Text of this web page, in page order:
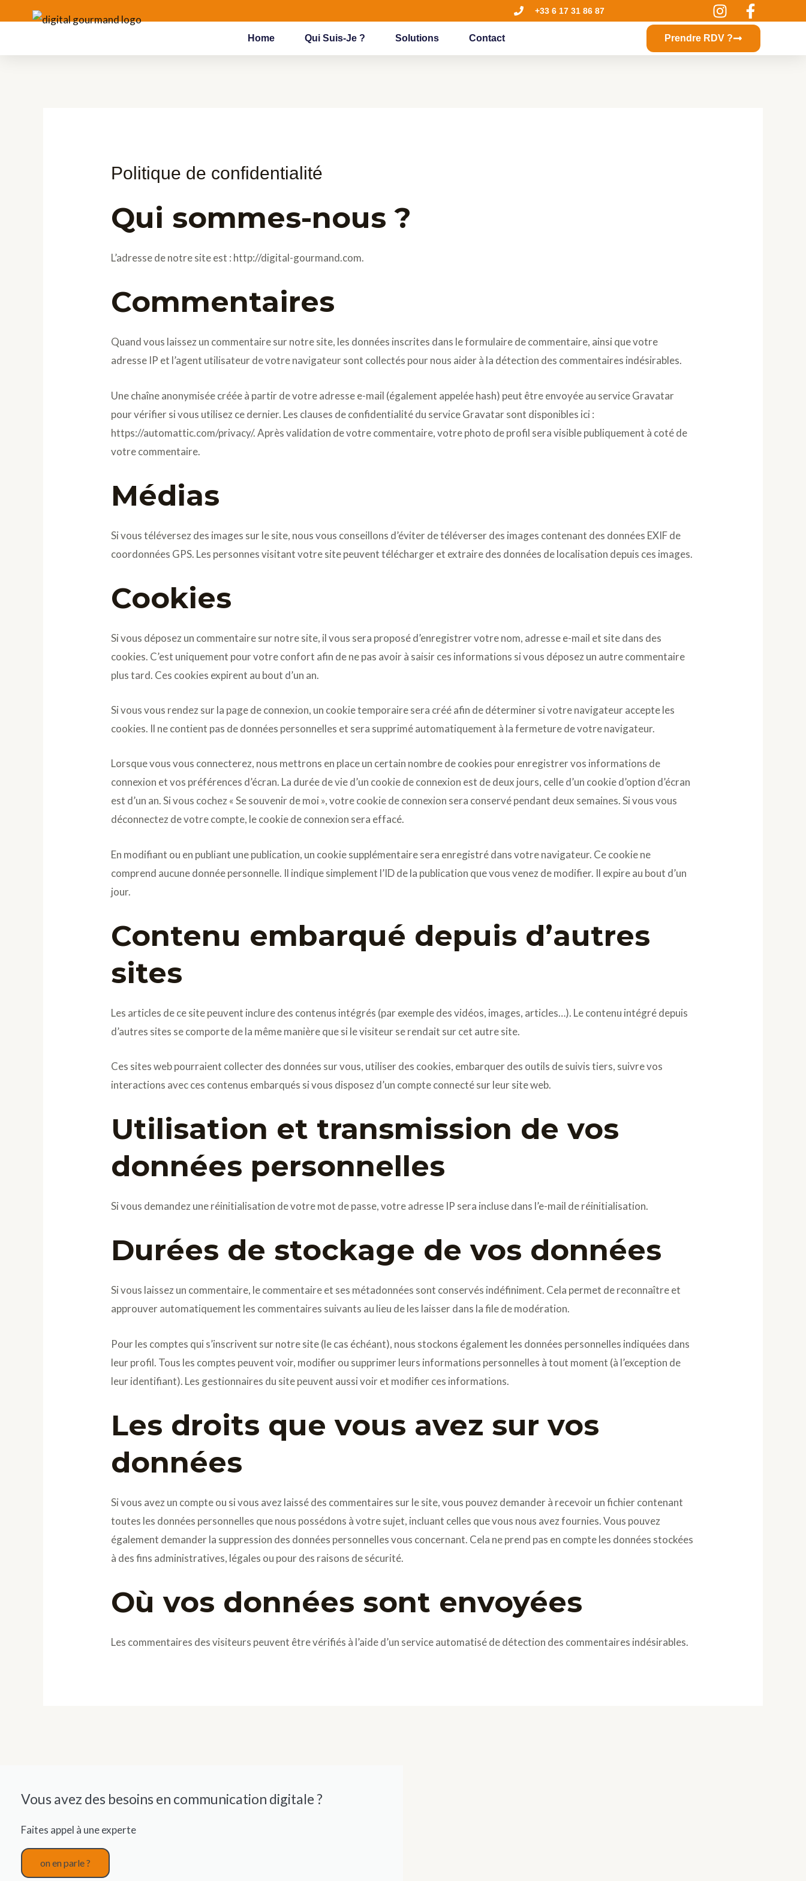
+33 6 17 31 86 87
Home Qui Suis-Je ? Solutions Contact Prendre RDV ?
Politique de confidentialité
Qui sommes-nous ?
L’adresse de notre site est : http://digital-gourmand.com.
Commentaires
Quand vous laissez un commentaire sur notre site, les données inscrites dans le formulaire de commentaire, ainsi que votre
adresse IP et l’agent utilisateur de votre navigateur sont collectés pour nous aider à la détection des commentaires indésirables.
Une chaîne anonymisée créée à partir de votre adresse e-mail (également appelée hash) peut être envoyée au service Gravatar
pour vérifier si vous utilisez ce dernier. Les clauses de confidentialité du service Gravatar sont disponibles ici :
https://automattic.com/privacy/. Après validation de votre commentaire, votre photo de profil sera visible publiquement à coté de
votre commentaire.
Médias
Si vous téléversez des images sur le site, nous vous conseillons d’éviter de téléverser des images contenant des données EXIF de
coordonnées GPS. Les personnes visitant votre site peuvent télécharger et extraire des données de localisation depuis ces images.
Cookies
Si vous déposez un commentaire sur notre site, il vous sera proposé d’enregistrer votre nom, adresse e-mail et site dans des
cookies. C’est uniquement pour votre confort afin de ne pas avoir à saisir ces informations si vous déposez un autre commentaire
plus tard. Ces cookies expirent au bout d’un an.
Si vous vous rendez sur la page de connexion, un cookie temporaire sera créé afin de déterminer si votre navigateur accepte les
cookies. Il ne contient pas de données personnelles et sera supprimé automatiquement à la fermeture de votre navigateur.
Lorsque vous vous connecterez, nous mettrons en place un certain nombre de cookies pour enregistrer vos informations de
connexion et vos préférences d’écran. La durée de vie d’un cookie de connexion est de deux jours, celle d’un cookie d’option d’écran
est d’un an. Si vous cochez « Se souvenir de moi », votre cookie de connexion sera conservé pendant deux semaines. Si vous vous
déconnectez de votre compte, le cookie de connexion sera effacé.
En modifiant ou en publiant une publication, un cookie supplémentaire sera enregistré dans votre navigateur. Ce cookie ne
comprend aucune donnée personnelle. Il indique simplement l’ID de la publication que vous venez de modifier. Il expire au bout d’un
jour.
Contenu embarqué depuis d’autres
sites
Les articles de ce site peuvent inclure des contenus intégrés (par exemple des vidéos, images, articles…). Le contenu intégré depuis
d’autres sites se comporte de la même manière que si le visiteur se rendait sur cet autre site.
Ces sites web pourraient collecter des données sur vous, utiliser des cookies, embarquer des outils de suivis tiers, suivre vos
interactions avec ces contenus embarqués si vous disposez d’un compte connecté sur leur site web.
Utilisation et transmission de vos
données personnelles
Si vous demandez une réinitialisation de votre mot de passe, votre adresse IP sera incluse dans l’e-mail de réinitialisation.
Durées de stockage de vos données
Si vous laissez un commentaire, le commentaire et ses métadonnées sont conservés indéfiniment. Cela permet de reconnaître et
approuver automatiquement les commentaires suivants au lieu de les laisser dans la file de modération.
Pour les comptes qui s’inscrivent sur notre site (le cas échéant), nous stockons également les données personnelles indiquées dans
leur profil. Tous les comptes peuvent voir, modifier ou supprimer leurs informations personnelles à tout moment (à l’exception de
leur identifiant). Les gestionnaires du site peuvent aussi voir et modifier ces informations.
Les droits que vous avez sur vos
données
Si vous avez un compte ou si vous avez laissé des commentaires sur le site, vous pouvez demander à recevoir un fichier contenant
toutes les données personnelles que nous possédons à votre sujet, incluant celles que vous nous avez fournies. Vous pouvez
également demander la suppression des données personnelles vous concernant. Cela ne prend pas en compte les données stockées
à des fins administratives, légales ou pour des raisons de sécurité.
Où vos données sont envoyées
Les commentaires des visiteurs peuvent être vérifiés à l’aide d’un service automatisé de détection des commentaires indésirables.
Vous avez des besoins en communication digitale ?
Faites appel à une experte
on en parle ?